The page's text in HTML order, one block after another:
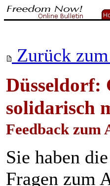
Zurück
Düsseldorf:
solidarisch
Feedback zum
Sie haben
Fragen zum